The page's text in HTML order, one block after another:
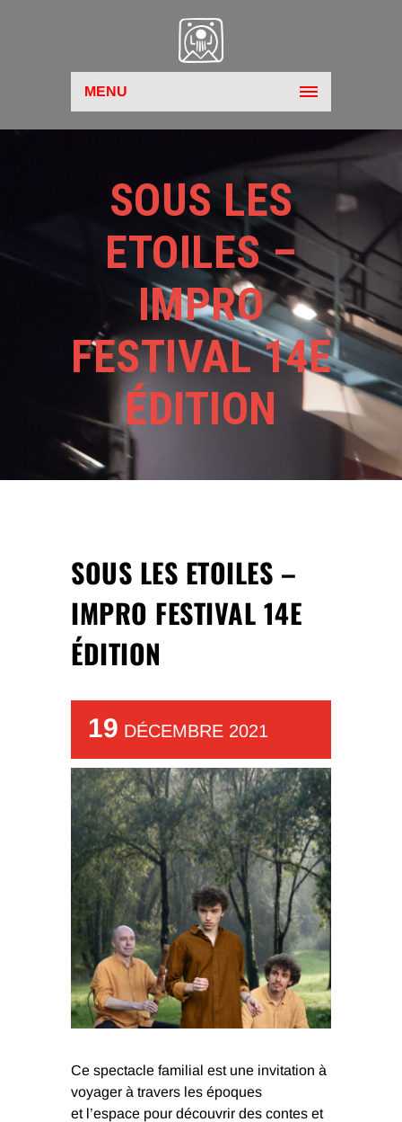
MENU
SOUS LES
ETOILES –
IMPRO
FESTIVAL 14E
ÉDITION
SOUS LES ETOILES –
IMPRO FESTIVAL 14E
ÉDITION
19 DÉCEMBRE 2021
Ce spectacle familial est une invitation à
voyager à travers les époques
et l’espace pour découvrir des contes et